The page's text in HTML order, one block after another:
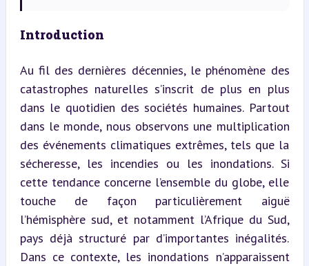
Introduction
Au fil des dernières décennies, le phénomène des
catastrophes naturelles s’inscrit de plus en plus
dans le quotidien des sociétés humaines. Partout
dans le monde, nous observons une multiplication
des événements climatiques extrêmes, tels que la
sécheresse, les incendies ou les inondations. Si
cette tendance concerne l’ensemble du globe, elle
touche de façon particulièrement aiguë
l’hémisphère sud, et notamment l’Afrique du Sud,
pays déjà structuré par d’importantes inégalités.
Dans ce contexte, les inondations n’apparaissent